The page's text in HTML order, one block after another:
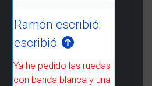
Ramón escribió:
escribió:
Ya he pedido las ruedas
con banda blanca y una